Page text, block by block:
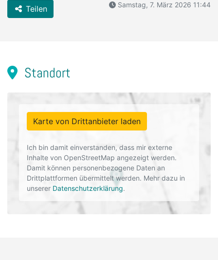
Teilen Samstag, 7. März 2026 11:44
Standort
Karte von Drittanbieter laden
Ich bin damit einverstanden, dass mir externe
Inhalte von OpenStreetMap angezeigt werden.
Damit können personenbezogene Daten an
Drittplattformen übermittelt werden. Mehr dazu in
unserer Datenschutzerklärung.